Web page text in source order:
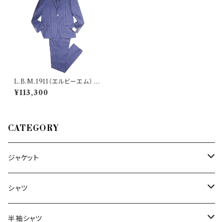
L.B.M.1911（エルビーエム） ス
ーツ 448154 29030
¥113,300
CATEGORY
ジャケット
～44/S
46/M
シャツ
～44/S
半袖シャツ